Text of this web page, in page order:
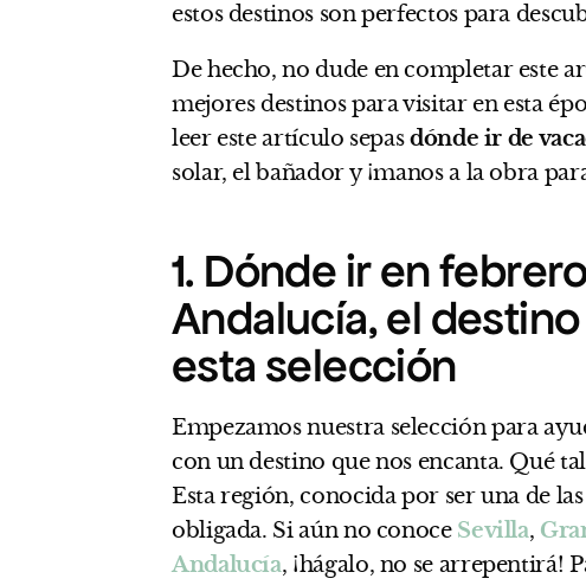
estos destinos son perfectos para
De hecho, no dude en completar este
mejores destinos para visitar en esta
leer este artículo sepasdónde ir de
solar, el bañador y ¡manos a la obra
1. Dónde ir en
Andalucía, el
esta selección
Empezamos nuestra selección para
con un destino que nos encanta. Qué
Esta región, conocida por ser una de
obligada. Si aún no conoce Sevilla,
Andalucía, ¡hágalo, no se arrepentirá!